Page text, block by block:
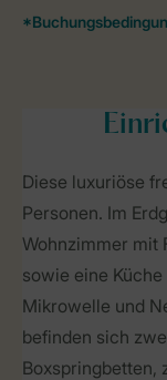
Diese luxuriöse
Personen. Im
Wohnzimmer mit
sowie eine
Mikrowelle und
befinden sich
Boxspringbetten,